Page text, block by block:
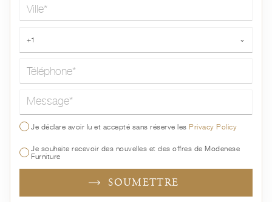
+1 ⌄
Message*
Je déclare avoir lu et accepté sans réserve lesPrivacy Policy
Je souhaite recevoir des nouvelles et des offres de Modenese
Furniture
SOUMETTRE